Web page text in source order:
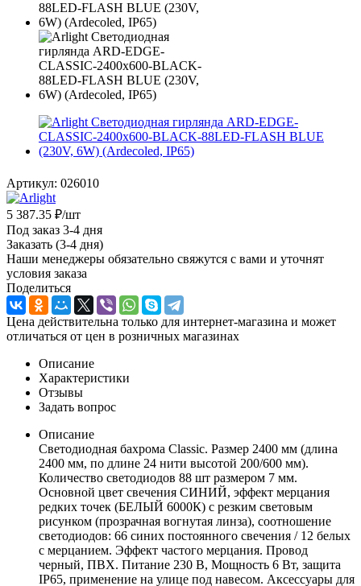
Артикул: 026010
5 387.35 ₽/шт
Под заказ 3-4 дня
Заказать (3-4 дня)
Наши менеджеры обязательно свяжутся с вами и уточнят
условия заказа
Поделиться
Цена действительна только для интернет-магазина и может
отличаться от цен в розничных магазинах
Описание
Характеристики
Отзывы
Задать вопрос
Описание
Светодиодная бахрома Classic. Размер 2400 мм (длина
2400 мм, по длине 24 нити высотой 200/600 мм).
Количество светодиодов 88 шт размером 7 мм.
Основной цвет свечения СИНИЙ, эффект мерцания
редких точек (БЕЛЫЙ 6000К) с резким световым
рисунком (прозрачная вогнутая линза), соотношение
светодиодов: 66 синих постоянного свечения / 12 белых
с мерцанием. Эффект частого мерцания. Провод
черный, ПВХ. Питание 230 В, Мощность 6 Вт, защита
IP65, применение на улице под навесом. Аксессуары для